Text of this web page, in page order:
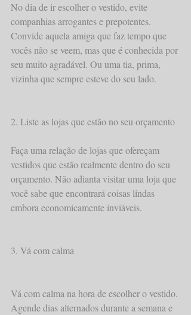
No dia de ir escolher o vestido, evite
companhias arrogantes e prepotentes.
Convide aquela amiga que faz tempo que
vocês não se veem, mas que é conhecida por
seu muito agradável. Ou uma tia, prima,
vizinha que sempre esteve do seu lado.
2. Liste as lojas que estão no seu orçamento
Faça uma relação de lojas que ofereçam
vestidos que estão realmente dentro do seu
orçamento. Não adianta visitar uma loja que
você sabe que encontrará coisas lindas
embora economicamente inviáveis.
3. Vá com calma
Vá com calma na hora de escolher o vestido.
Agende dias alternados durante a semana e